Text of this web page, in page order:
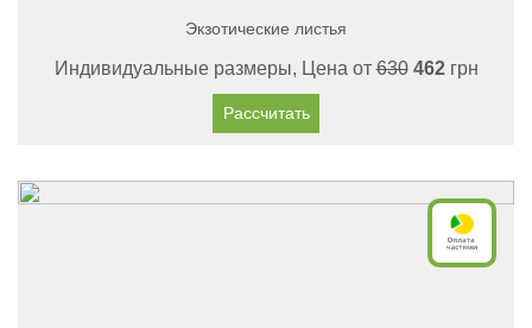
Экзотические листья
Индивидуальные размеры, Цена от630 462грн
Рассчитать